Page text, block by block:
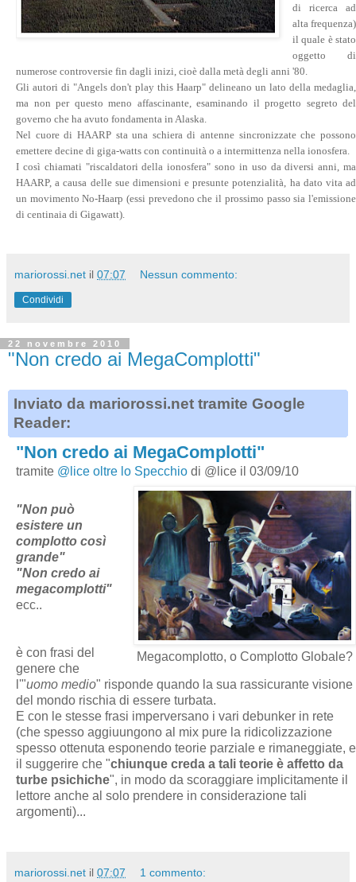
di ricerca ad
alta frequenza)
il quale è stato
oggetto di
numerose controversie fin dagli inizi, cioè dalla metà degli anni '80.
Gli autori di "Angels don't play this Haarp" delineano un lato della medaglia,
ma non per questo meno affascinante, esaminando il progetto segreto del
governo che ha avuto fondamenta in Alaska.
Nel cuore di HAARP sta una schiera di antenne sincronizzate che possono
emettere decine di giga-watts con continuità o a intermittenza nella ionosfera.
I così chiamati "riscaldatori della ionosfera" sono in uso da diversi anni, ma
HAARP, a causa delle sue dimensioni e presunte potenzialità, ha dato vita ad
un movimento No-Haarp (essi prevedono che il prossimo passo sia l'emissione
di centinaia di Gigawatt).
mariorossi.net il 07:07 Nessun commento:
Condividi
22 novembre 2010
"Non credo ai MegaComplotti"
Inviato da mariorossi.net tramite Google
Reader:
"Non credo ai MegaComplotti"
tramite @lice oltre lo Specchio di @lice il 03/09/10
Megacomplotto, o Complotto Globale?
"Non può
esistere un
complotto così
grande"
"Non credo ai
megacomplotti"
ecc..
è con frasi del
genere che
l'"uomo medio" risponde quando la sua rassicurante visione
del mondo rischia di essere turbata.
E con le stesse frasi imperversano i vari debunker in rete
(che spesso aggiuungono al mix pure la ridicolizzazione
spesso ottenuta esponendo teorie parziale e rimaneggiate, e
il suggerire che "chiunque creda a tali teorie è affetto da
turbe psichiche", in modo da scoraggiare implicitamente il
lettore anche al solo prendere in considerazione tali
argomenti)...
mariorossi.net il 07:07 1 commento: